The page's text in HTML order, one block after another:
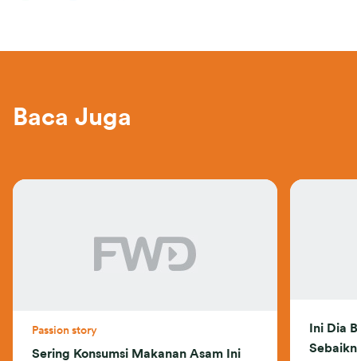
Baca Juga
Passion story
Sering Konsumsi Makanan Asam Ini
Ini Dia